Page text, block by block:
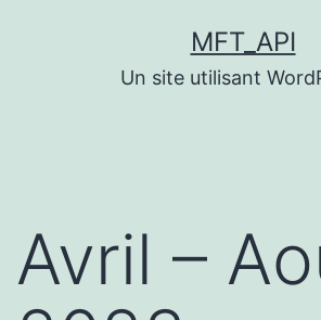
MFT_API
Un site utilisant
Avril –